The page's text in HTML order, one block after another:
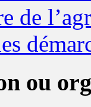
de
ou